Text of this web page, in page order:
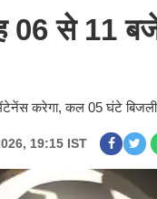
से 11 बजे
करेगा, कल 05 घंटे
19:15 IST